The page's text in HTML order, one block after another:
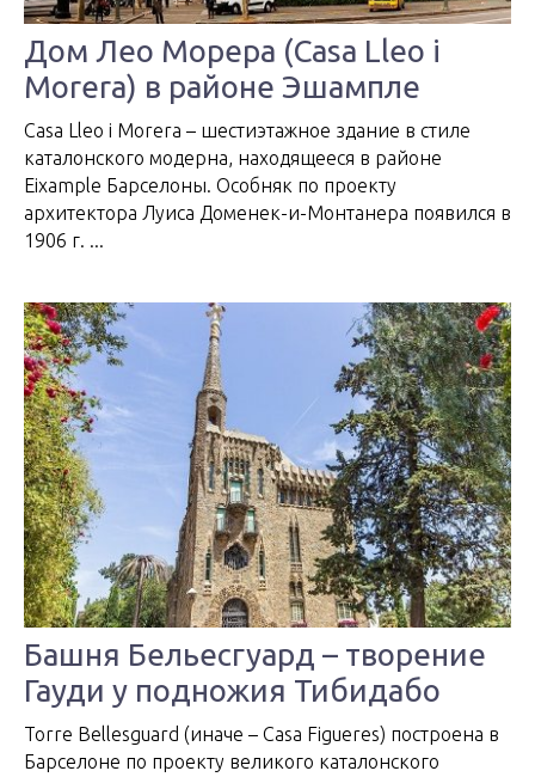
Дом Лео Морера (Casa Lleo i
Morera) в районе Эшампле
Casa Lleo i Morera – шестиэтажное здание в стиле
каталонского модерна, находящееся в районе
Eixample Барселоны. Особняк по проекту
архитектора Луиса Доменек-и-Монтанера появился в
1906 г. ...
Башня Бельесгуард – творение
Гауди у подножия Тибидабо
Torre Bellesguard (иначе – Casa Figueres) построена в
Барселоне по проекту великого каталонского